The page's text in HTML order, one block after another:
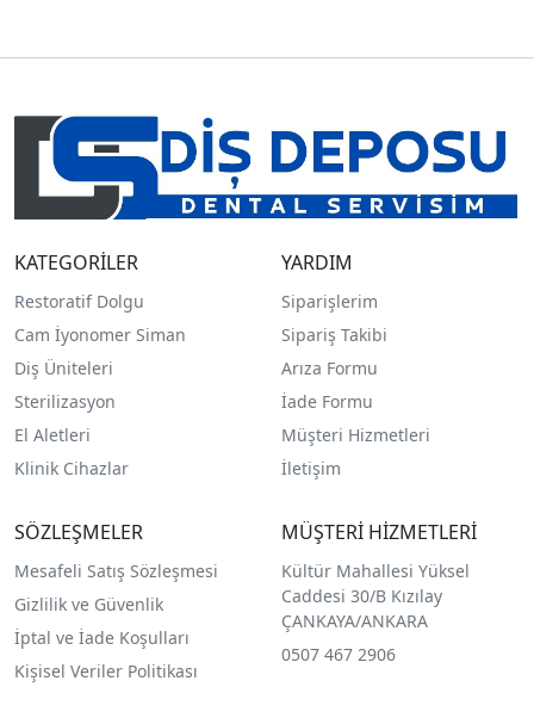
KATEGORİLER
Restoratif Dolgu
Cam İyonomer Siman
Diş Üniteleri
Sterilizasyon
El Aletleri
Klinik Cihazlar
YARDIM
Siparişlerim
Sipariş Takibi
Arıza Formu
İade Formu
Müşteri Hizmetleri
İletişim
SÖZLEŞMELER
Mesafeli Satış Sözleşmesi
Gizlilik ve Güvenlik
İptal ve İade Koşulları
Kişisel Veriler Politikası
MÜŞTERİ HİZMETLERİ
Kültür Mahallesi Yüksel
Caddesi 30/B Kızılay
ÇANKAYA/ANKARA
0507 467 2906